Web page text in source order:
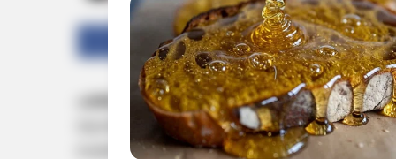
Facebook Twitter
പത്തനംതിട്ട:പന്തളത്ത് വൻതോതിൽ
യുവതി അറസ്റ്റിൽ. പന്തളം കടക്കാട്
ഷെബീന ഖാൻ (29) ആണ് പിടിയിലായത്.